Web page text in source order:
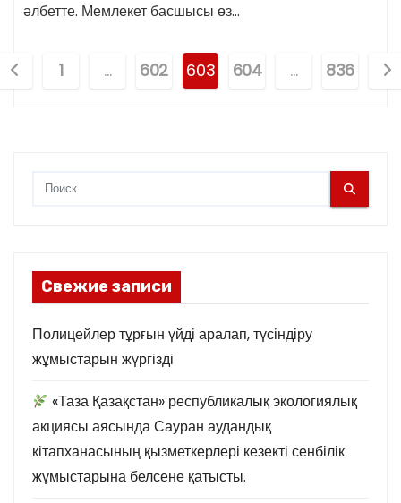
әлбетте. Мемлекет басшысы өз…
1 … 602 603 604 … 836
Свежие записи
Полицейлер тұрғын үйді аралап, түсіндіру
жұмыстарын жүргізді
«Таза Қазақстан» республикалық экологиялық
акциясы аясында Сауран аудандық
кітапханасының қызметкерлері кезекті сенбілік
жұмыстарына белсене қатысты.